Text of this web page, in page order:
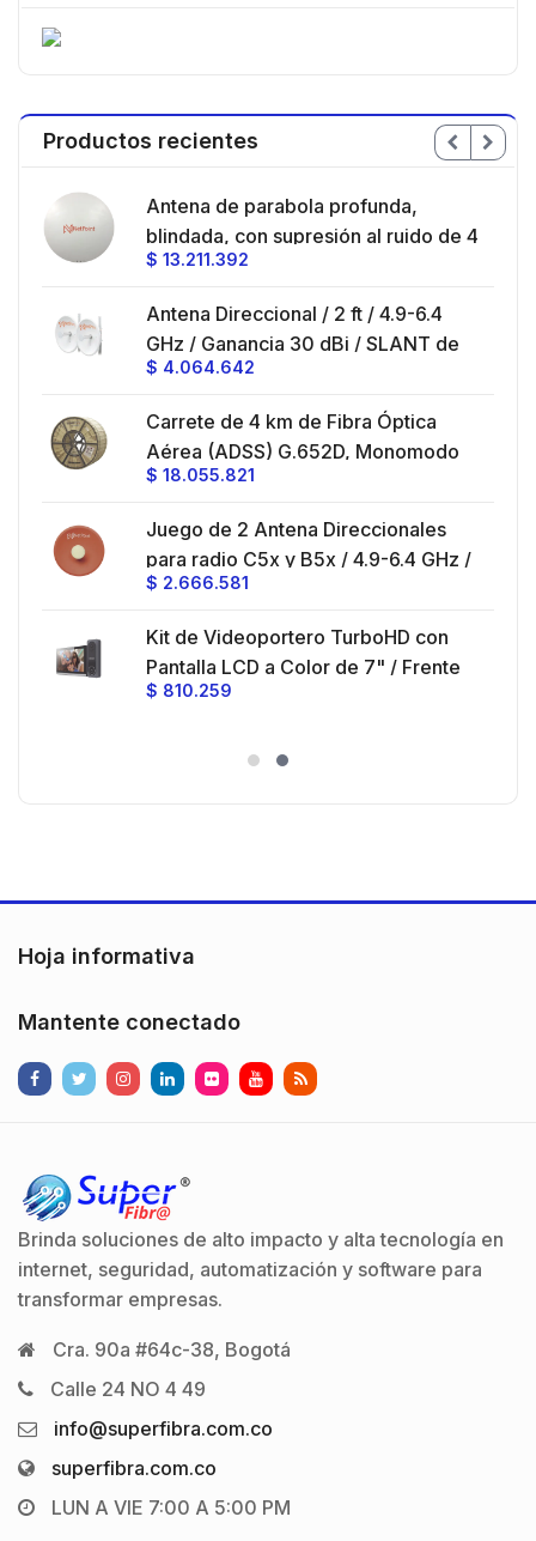
Productos recientes
Antena de parabola profunda,
blindada, con supresión al ruido de 4
ft, 5.9-7.2 GHz, Ganancia 36 dBi con
hasta 80 km, Conectores N-hembra,
montaje con alineación milimétrica.
$ 13.211.392
Antena Direccional / 2 ft / 4.9-6.4
GHz / Ganancia 30 dBi / SLANT de
45 ° y 90 ° / Conector N-Hembra /
Montaje y jumpers incluidos.
$ 4.064.642
Carrete de 4 km de Fibra Óptica
Aérea (ADSS) G.652D, Monomodo
de 24 Hilos, Exterior, Span 200,
$ 18.055.821
Juego de 2 Antena Direccionales
para radio C5x y B5x / 4.9-6.4 GHz /
Ganancia 27 dBi / Montaje incluido.
$ 2.666.581
Kit de Videoportero TurboHD con
Pantalla LCD a Color de 7" / Frente
de Calle para Exterior de
)130° de Visión (Gran Angular)
$ 810.259
Hoja informativa
Mantente conectado
Brinda soluciones de alto impacto y alta tecnología en
internet, seguridad, automatización y software para
transformar empresas.
Cra. 90a #64c-38, Bogotá
Calle 24 NO 4 49
info@superfibra.com.co
superfibra.com.co
LUN A VIE 7:00 A 5:00 PM